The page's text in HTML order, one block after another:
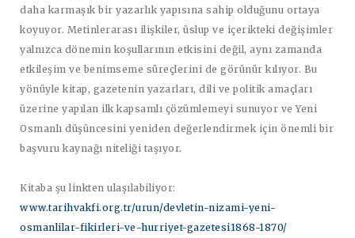
daha karmaşık bir yazarlık yapısına sahip olduğunu ortaya
koyuyor. Metinlerarası ilişkiler, üslup ve içerikteki değişimler
yalnızca dönemin koşullarının etkisini değil, aynı zamanda
etkileşim ve benimseme süreçlerini de görünür kılıyor. Bu
yönüyle kitap, gazetenin yazarları, dili ve politik amaçları
üzerine yapılan ilk kapsamlı çözümlemeyi sunuyor ve Yeni
Osmanlı düşüncesini yeniden değerlendirmek için önemli bir
başvuru kaynağı niteliği taşıyor.
Kitaba şu linkten ulaşılabiliyor:
www.tarihvakfi.org.tr/urun/devletin-nizami-yeni-
osmanlilar-fikirleri-ve-hurriyet-gazetesi1868-1870/